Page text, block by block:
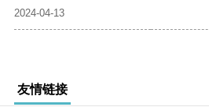
2024-04-13
友情链接